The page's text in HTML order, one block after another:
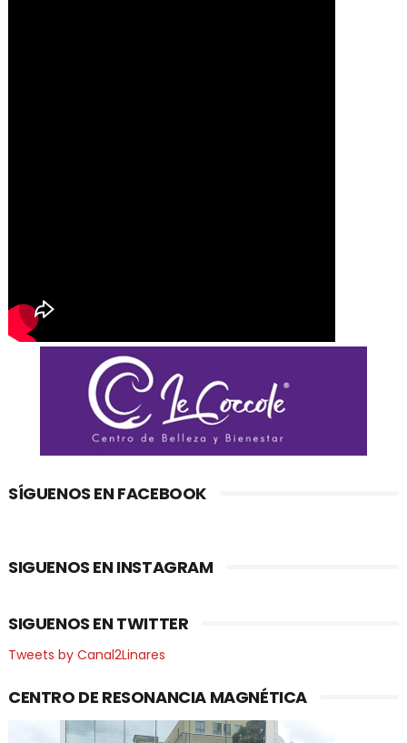
SÍGUENOS EN FACEBOOK
SIGUENOS EN INSTAGRAM
SIGUENOS EN TWITTER
Tweets by Canal2Linares
CENTRO DE RESONANCIA MAGNÉTICA